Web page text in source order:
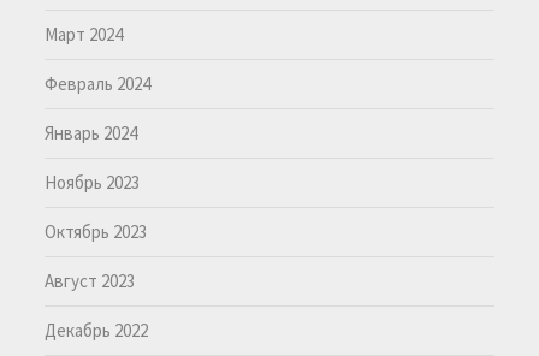
Март 2024
Февраль 2024
Январь 2024
Ноябрь 2023
Октябрь 2023
Август 2023
Декабрь 2022